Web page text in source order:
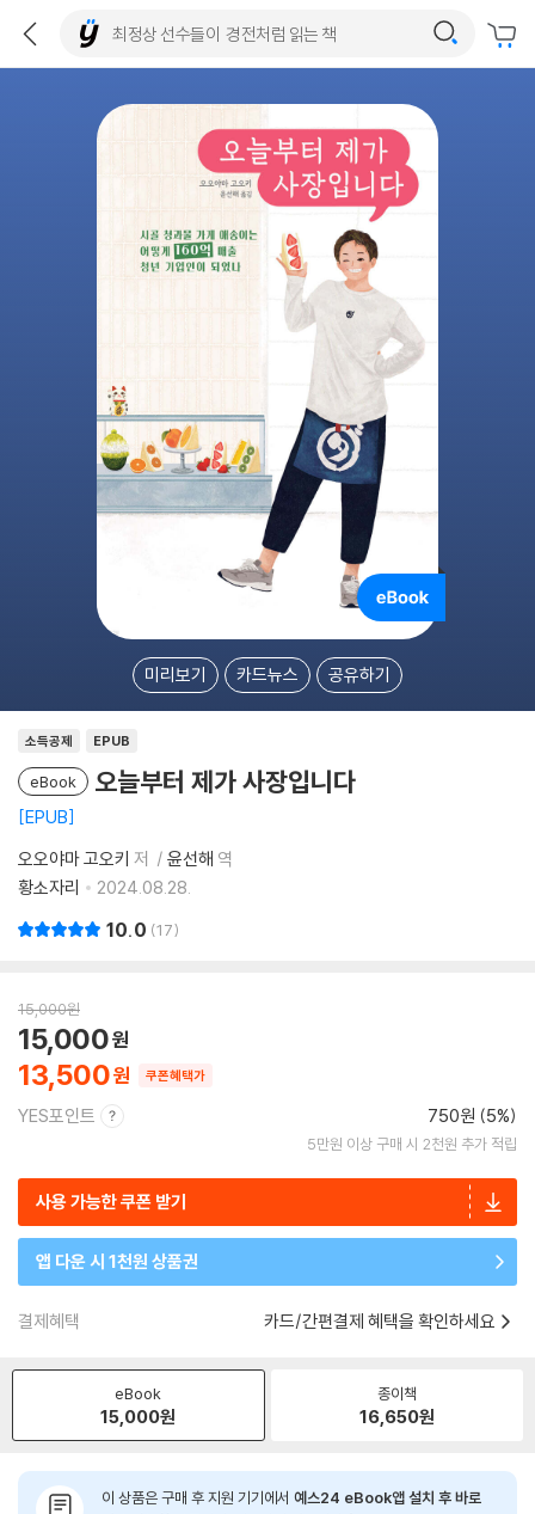
미리보기 카드뉴스 공유하기
소득공제 EPUB
eBook 오늘부터 제가 사장입니다
EPUB
오오야마 고오키 저 윤선해 역
황소자리
2024.08.28.
10.0 17
15,000원
13,500
15,000
쿠폰혜택가
YES포인트 750원 (5%)
5만원 이상 구매 시 2천원 추가 적립
사용 가능한 쿠폰 받기
앱 다운 시 1천원 상품권
결제혜택 카드/간편결제 혜택을 확인하세요
eBook
15,000원
종이책
16,650원
이 상품은 구매 후 지원 기기에서 예스24 eBook앱 설치 후 바로